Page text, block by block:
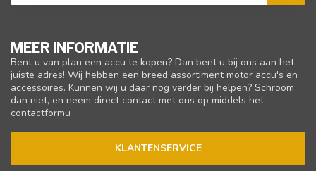
MEER INFORMATIE
Bent u van plan een accu te kopen? Dan bent u bij ons aan het
juiste adres! Wij hebben een breed assortiment motor accu's en
accessoires. Kunnen wij u daar nog verder bij helpen? Schroom
dan niet, en neem direct contact met ons op middels het
contactformu
KLANTENSERVICE